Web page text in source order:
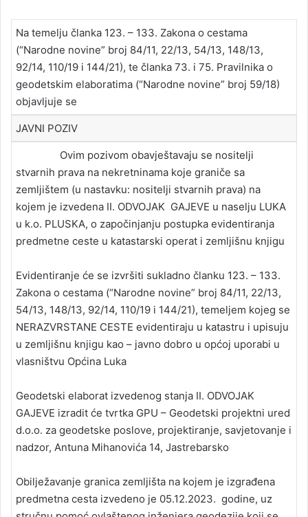
Na temelju članka 123. – 133. Zakona o cestama
(“Narodne novine” broj 84/11, 22/13, 54/13, 148/13,
92/14, 110/19 i 144/21), te članka 73. i 75. Pravilnika o
geodetskim elaboratima (“Narodne novine” broj 59/18)
objavljuje se
JAVNI POZIV
Ovim pozivom obavještavaju se nositelji
stvarnih prava na nekretninama koje graniče sa
zemljištem (u nastavku: nositelji stvarnih prava) na
kojem je izvedena II. ODVOJAK GAJEVE u naselju LUKA
u k.o. PLUSKA, o započinjanju postupka evidentiranja
predmetne ceste u katastarski operat i zemljišnu knjigu
Evidentiranje će se izvršiti sukladno članku 123. – 133.
Zakona o cestama (“Narodne novine” broj 84/11, 22/13,
54/13, 148/13, 92/14, 110/19 i 144/21), temeljem kojeg se
NERAZVRSTANE CESTE evidentiraju u katastru i upisuju
u zemljišnu knjigu kao – javno dobro u općoj uporabi u
vlasništvu Općina Luka
Geodetski elaborat izvedenog stanja II. ODVOJAK
GAJEVE izradit će tvrtka GPU – Geodetski projektni ured
d.o.o. za geodetske poslove, projektiranje, savjetovanje i
nadzor, Antuna Mihanovića 14, Jastrebarsko
Obilježavanje granica zemljišta na kojem je izgrađena
predmetna cesta izvedeno je 05.12.2023. godine, uz